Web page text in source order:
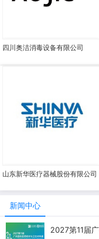
四川奥洁消毒设备有限公司
山东新华医疗器械股份有限公司
新闻中心
2027第11届